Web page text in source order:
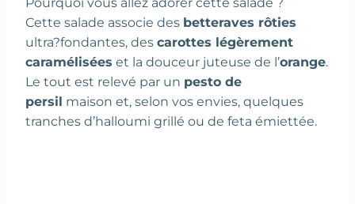
Cette salade associe des betteraves rôties
ultra?fondantes, des carottes légèrement
caramélisées et la douceur juteuse de l’orange.
Le tout est relevé par un pesto de
persil maison et, selon vos envies, quelques
tranches d’halloumi grillé ou de feta émiettée.